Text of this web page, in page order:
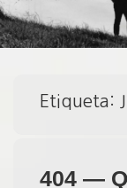
Etiqueta:
404 —